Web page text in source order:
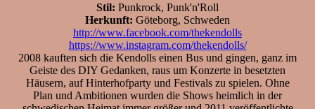
Stil: Punkrock, Punk'n'Roll
Herkunft: Göteborg, Schweden
http://www.facebook.com/thekendolls
https://www.instagram.com/thekendolls/
2008 kauften sich die Kendolls einen Bus und gingen, ganz im
Geiste des DIY Gedanken, raus um Konzerte in besetzten
Häusern, auf Hinterhofparty und Festivals zu spielen. Ohne
Plan und Ambitionen wurden die Shows heimlich in der